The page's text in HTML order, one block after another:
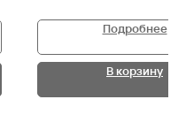
Подробнее
В корзину